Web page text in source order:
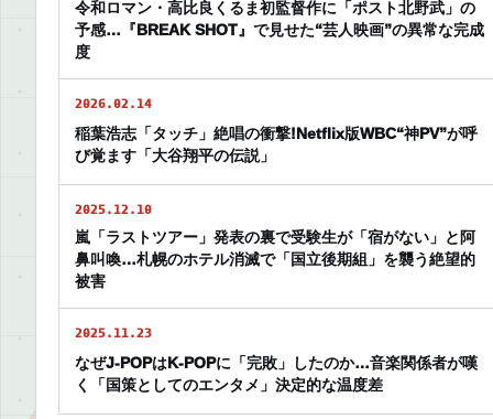
令和ロマン・高比良くるま初監督作に「ポスト北野武」の
予感…『BREAK SHOT』で見せた“芸人映画”の異常な完成
度
2026.02.14
稲葉浩志「タッチ」絶唱の衝撃!Netflix版WBC“神PV”が呼
び覚ます「大谷翔平の伝説」
2025.12.10
嵐「ラストツアー」発表の裏で受験生が「宿がない」と阿
鼻叫喚…札幌のホテル消滅で「国立後期組」を襲う絶望的
被害
2025.11.23
なぜJ-POPはK-POPに「完敗」したのか…音楽関係者が嘆
く「国策としてのエンタメ」決定的な温度差